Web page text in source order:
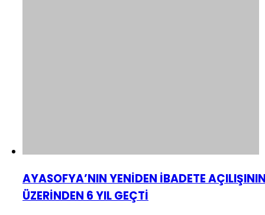
AYASOFYA’NIN YENİDEN İBADETE
ÜZERİNDEN 6 YIL GEÇTİ